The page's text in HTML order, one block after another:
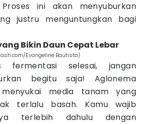
ini akan menyuburkan
justru menguntungkan bagi
Bikin Daun Cepat Lebar
Evangeline Bautista)
fermentasi selesai, jangan
begitu saja! Aglonema
media tanam yang
terlalu basah. Kamu wajib
terlebih dahulu dengan